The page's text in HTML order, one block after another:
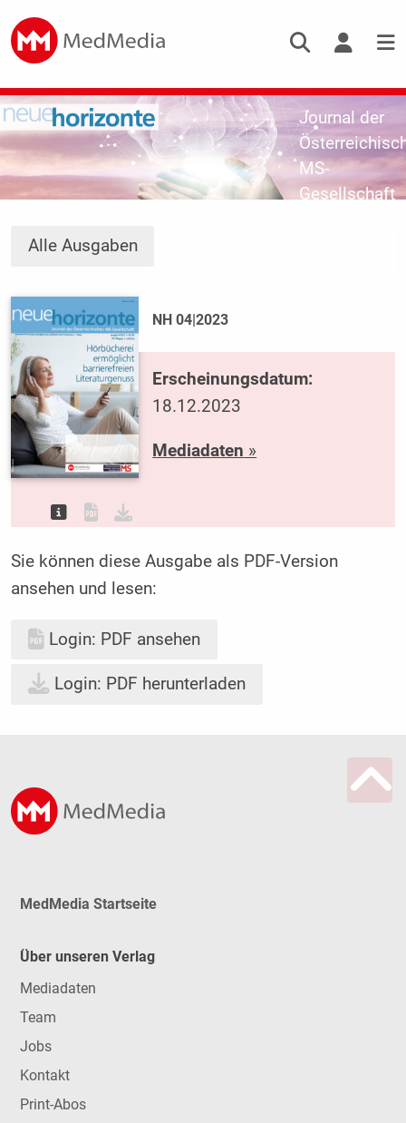
Journal der
MS-
Gesellschaft
Alle Ausgaben
NH 04|2023
Erscheinungsdatum:
18.12.2023
Mediadaten »
Sie können diese Ausgabe als PDF-Version
ansehen und lesen:
Login: PDF ansehen
Login: PDF herunterladen
MedMedia Startseite
Über unseren Verlag
Mediadaten
Team
Jobs
Kontakt
Print-Abos